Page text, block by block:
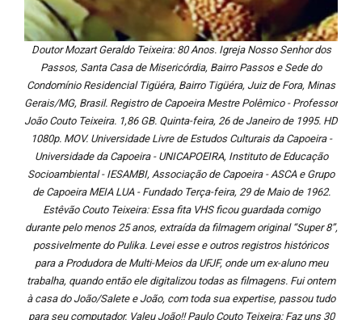
Doutor Mozart Geraldo Teixeira: 80 Anos. Igreja Nosso Senhor dos
Passos, Santa Casa de Misericórdia, Bairro Passos e Sede do
Condomínio Residencial Tigüéra, Bairro Tigüéra, Juiz de Fora, Minas
Gerais/MG, Brasil. Registro de Capoeira Mestre Polêmico - Professor
João Couto Teixeira. 1,86 GB. Quinta-feira, 26 de Janeiro de 1995. HD
1080p. MOV. Universidade Livre de Estudos Culturais da Capoeira -
Universidade da Capoeira - UNICAPOEIRA, Instituto de Educação
Socioambiental - IESAMBI, Associação de Capoeira - ASCA e Grupo
de Capoeira MEIA LUA - Fundado Terça-feira, 29 de Maio de 1962.
Estêvão Couto Teixeira: Essa fita VHS ficou guardada comigo
durante pelo menos 25 anos, extraída da filmagem original “Super 8”,
possivelmente do Pulika. Levei esse e outros registros históricos
para a Produdora de Multi-Meios da UFJF, onde um ex-aluno meu
trabalha, quando então ele digitalizou todas as filmagens. Fui ontem
à casa do João/Salete e João, com toda sua expertise, passou tudo
para seu computador. Valeu João!! Paulo Couto Teixeira: Faz uns 30